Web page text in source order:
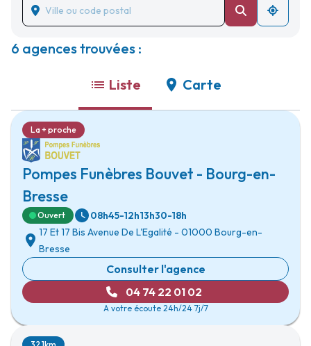
6 agences trouvées :
Liste Carte
Pompes Funèbres Bouvet - Bourg-en-
Bresse
La + proche
Ouvert 08h45-12h13h30-18h
17 Et 17 Bis Avenue De L'Egalité - 01000 Bourg-en-
Bresse
Consulter l'agence
04 74 22 01 02
A votre écoute 24h/24 7j/7